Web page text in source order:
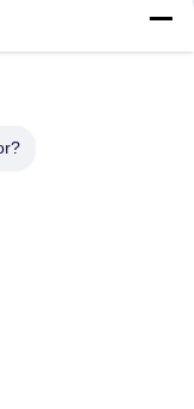
con control
para